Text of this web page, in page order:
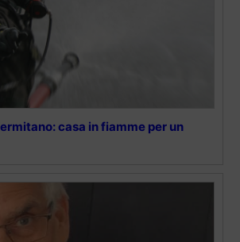
casa in fiamme per un